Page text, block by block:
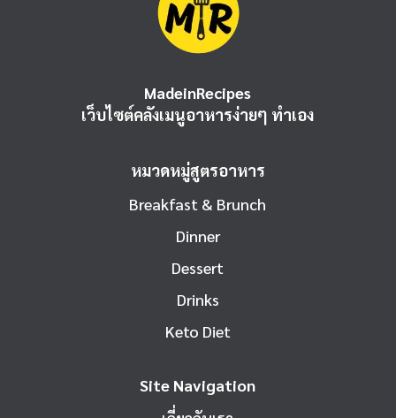
MadeinRecipes
เว็บไซต์คลังเมนูอาหารง่ายๆ ทำเอง
หมวดหมู่สูตรอาหาร
Breakfast & Brunch
Dinner
Dessert
Drinks
Keto Diet
Site Navigation